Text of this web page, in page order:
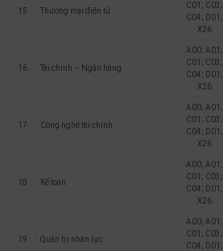
15 Thương mại điện tử
C01; C03;
C04; D01;
X26
16 Tài chính – Ngân hàng
A00; A01;
C01; C03;
C04; D01;
X26
17 Công nghệ tài chính
A00; A01;
C01; C03;
C04; D01;
X26
18 Kế toán
A00; A01;
C01; C03;
C04; D01;
X26
19 Quản trị nhân lực
A00; A01;
C01; C03;
C04; D01;